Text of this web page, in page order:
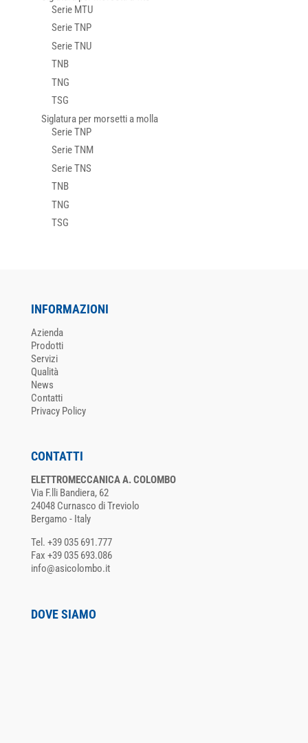
Serie MTU
Serie TNP
Serie TNU
TNB
TNG
TSG
Siglatura per morsetti a molla
Serie TNP
Serie TNM
Serie TNS
TNB
TNG
TSG
INFORMAZIONI
Azienda
Prodotti
Servizi
Qualità
News
Contatti
Privacy Policy
CONTATTI
ELETTROMECCANICA A. COLOMBO
Via F.lli Bandiera, 62
24048 Curnasco di Treviolo
Bergamo - Italy
Tel. +39 035 691.777
Fax +39 035 693.086
info@asicolombo.it
DOVE SIAMO